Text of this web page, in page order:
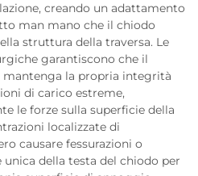
creando un adattamento
man mano che il chiodo
struttura della traversa. Le
garantiscono che il
la propria integrità
di carico estreme,
le forze sulla superficie della
localizzate di
causare fessurazioni o
della testa del chiodo per